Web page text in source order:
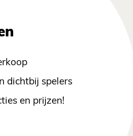
dichtbij spelers
en prijzen!